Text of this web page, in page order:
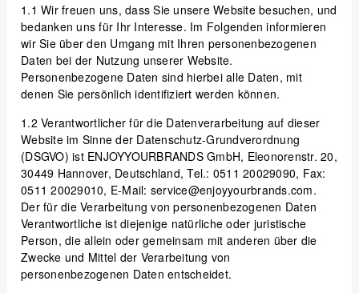
1.1 Wir freuen uns, dass Sie unsere Website besuchen, und
bedanken uns für Ihr Interesse. Im Folgenden informieren
wir Sie über den Umgang mit Ihren personenbezogenen
Daten bei der Nutzung unserer Website.
Personenbezogene Daten sind hierbei alle Daten, mit
denen Sie persönlich identifiziert werden können.
1.2 Verantwortlicher für die Datenverarbeitung auf dieser
Website im Sinne der Datenschutz-Grundverordnung
(DSGVO) ist ENJOYYOURBRANDS GmbH, Eleonorenstr. 20,
30449 Hannover, Deutschland, Tel.: 0511 20029090, Fax:
0511 20029010, E-Mail: service@enjoyyourbrands.com.
Der für die Verarbeitung von personenbezogenen Daten
Verantwortliche ist diejenige natürliche oder juristische
Person, die allein oder gemeinsam mit anderen über die
Zwecke und Mittel der Verarbeitung von
personenbezogenen Daten entscheidet.